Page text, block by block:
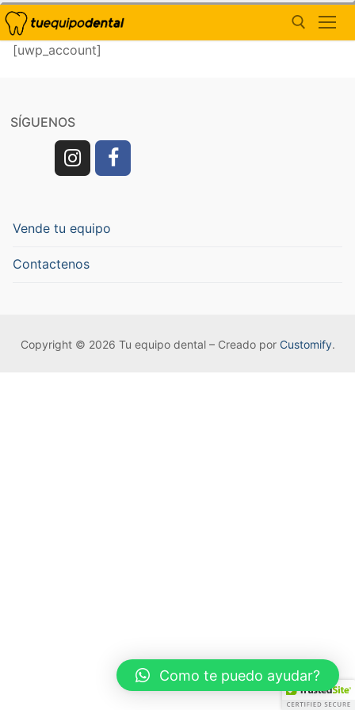
Ir
al
contenido
Contactenos
[uwp_account]
SÍGUENOS
Vende tu equipo
Contactenos
Copyright © 2026 Tu equipo dental – Creado por Customify.
Como te puedo ayudar?